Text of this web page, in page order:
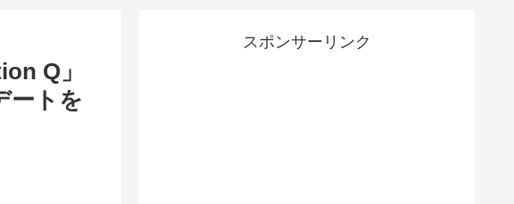
Q」
ートを
スポンサーリンク